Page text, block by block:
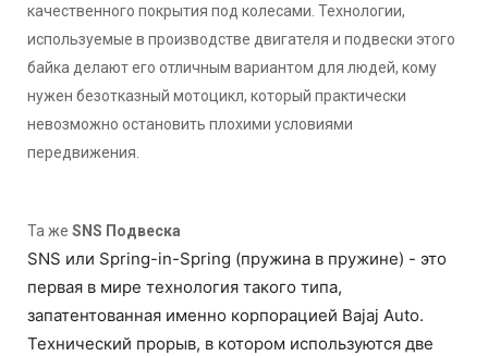
качественного покрытия под колесами. Технологии,
используемые в производстве двигателя и подвески этого
байка делают его отличным вариантом для людей, кому
нужен безотказный мотоцикл, который практически
невозможно остановить плохими условиями
передвижения.
Та же SNS Подвеска
SNS или Spring-in-Spring (пружина в пружине) - это
первая в мире технология такого типа,
запатентованная именно корпорацией Bajaj Auto.
Технический прорыв, в котором используются две